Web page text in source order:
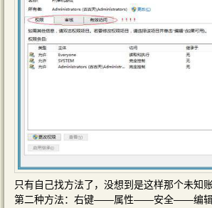
只有自己找方法了，没想到是这样那个未知
第二种方法：右键——属性——安全——编